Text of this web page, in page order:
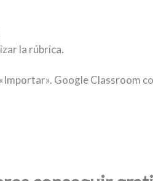
la rúbrica.
Google Classroom